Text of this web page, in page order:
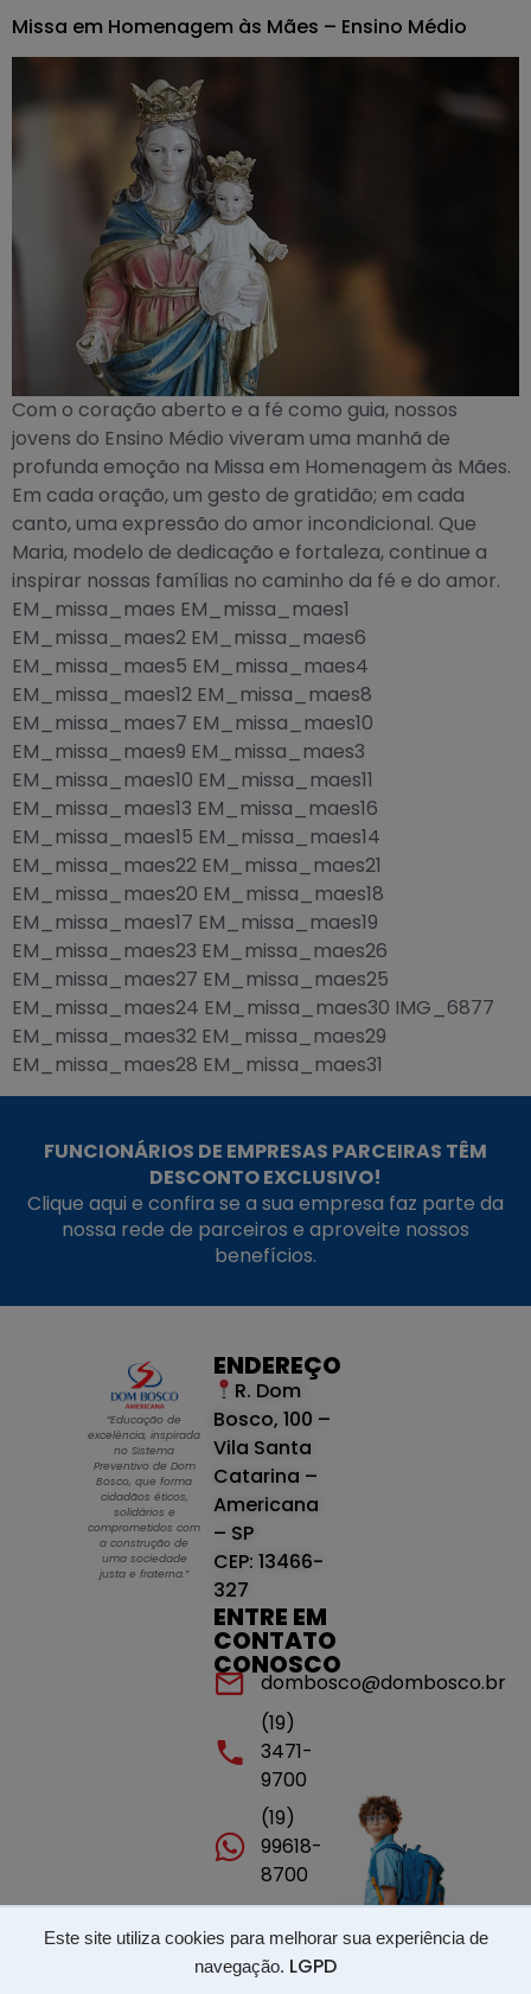
Este site utiliza cookies para melhorar sua experiência de
navegação. LGPD
Missa em Homenagem às Mães – Ensino Médio
Com o coração aberto e a fé como guia, nossos
jovens do Ensino Médio viveram uma manhã de
profunda emoção na Missa em Homenagem às Mães.
Em cada oração, um gesto de gratidão; em cada
canto, uma expressão do amor incondicional. Que
Maria, modelo de dedicação e fortaleza, continue a
inspirar nossas famílias no caminho da fé e do amor.
EM_missa_maes EM_missa_maes1
EM_missa_maes2 EM_missa_maes6
EM_missa_maes5 EM_missa_maes4
EM_missa_maes12 EM_missa_maes8
EM_missa_maes7 EM_missa_maes10
EM_missa_maes9 EM_missa_maes3
EM_missa_maes10 EM_missa_maes11
EM_missa_maes13 EM_missa_maes16
EM_missa_maes15 EM_missa_maes14
EM_missa_maes22 EM_missa_maes21
EM_missa_maes20 EM_missa_maes18
EM_missa_maes17 EM_missa_maes19
EM_missa_maes23 EM_missa_maes26
EM_missa_maes27 EM_missa_maes25
EM_missa_maes24 EM_missa_maes30 IMG_6877
EM_missa_maes32 EM_missa_maes29
EM_missa_maes28 EM_missa_maes31
FUNCIONÁRIOS DE EMPRESAS PARCEIRAS TÊM
DESCONTO EXCLUSIVO!
Clique aqui e confira se a sua empresa faz parte da
nossa rede de parceiros e aproveite nossos
benefícios.
“Educação de
excelência, inspirada
no Sistema
Preventivo de Dom
Bosco, que forma
cidadãos éticos,
solidários e
comprometidos com
a construção de
uma sociedade
justa e fraterna.”
ENDEREÇO
R. Dom
Bosco, 100 –
Vila Santa
Catarina –
Americana
– SP
CEP: 13466-
327
ENTRE EM
CONTATO
CONOSCO
dombosco@dombosco.br
(19)
3471-
9700
(19)
99618-
8700
Portal de transparência - ISSP - LGPD
Copyright © 2026 Dom Bosco Americana | Instituto